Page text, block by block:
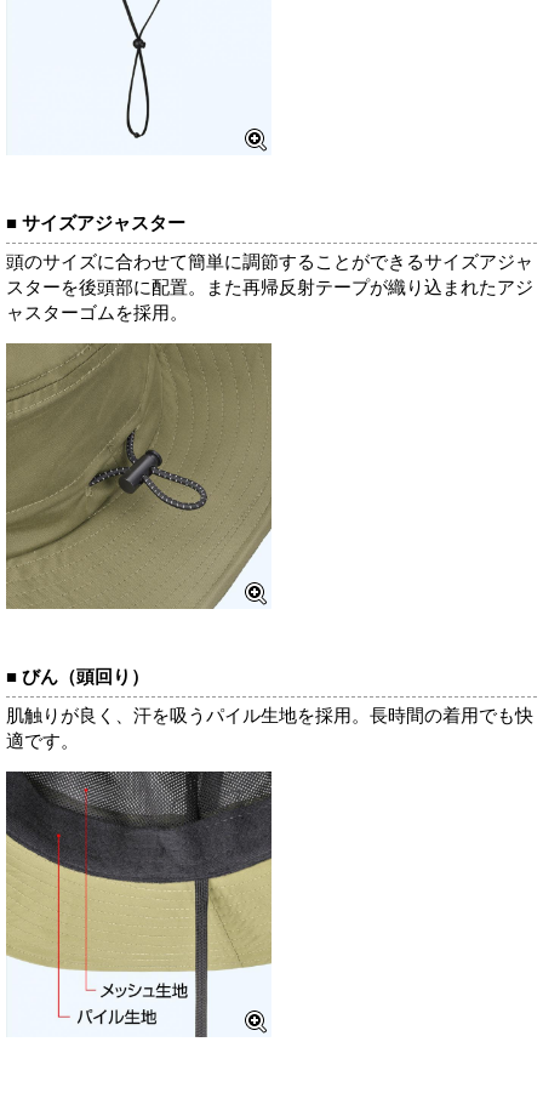
■ サイズアジャスター
頭のサイズに合わせて簡単に調節することができるサイズアジャ
スターを後頭部に配置。また再帰反射テープが織り込まれたアジ
ャスターゴムを採用。
■ びん（頭回り）
肌触りが良く、汗を吸うパイル生地を採用。長時間の着用でも快
適です。